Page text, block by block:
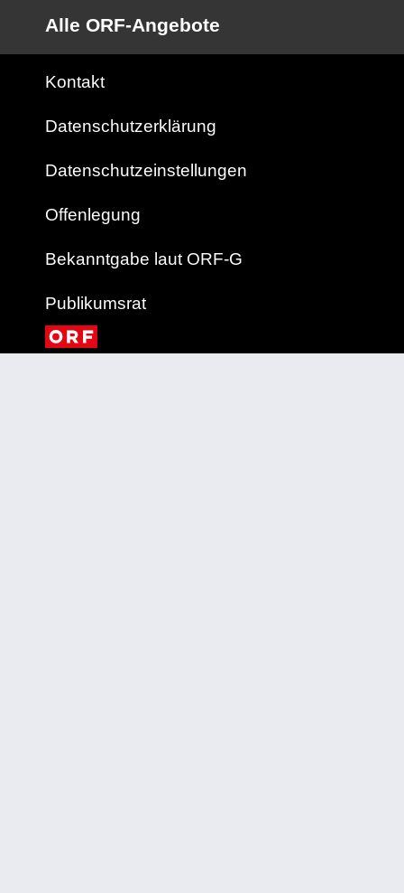
Alle ORF-Angebote
Kontakt
Datenschutzerklärung
Datenschutzeinstellungen
Offenlegung
Bekanntgabe laut ORF-G
Publikumsrat